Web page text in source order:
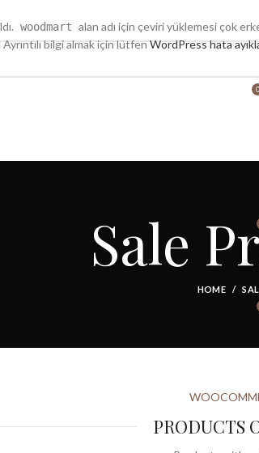
woodmart alan adı için çeviri yüklemesi çok
bilgi almak için lütfenWordPress hata
0
Sale
HOME
PRODUCTS